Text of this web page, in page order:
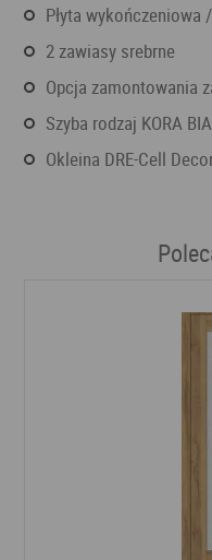
płyta
2 zawiasy srebrne
opcja zamontowania
szyba rodzaj KORA
okleina DRE-Cell